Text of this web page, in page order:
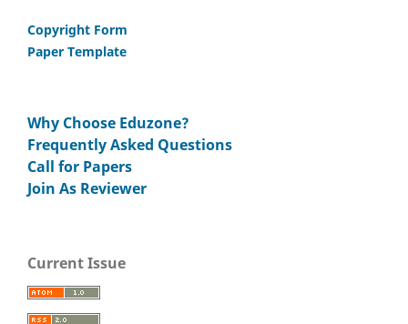
Copyright Form
Paper Template
Why Choose Eduzone?
Frequently Asked Questions
Call for Papers
Join As Reviewer
Current Issue